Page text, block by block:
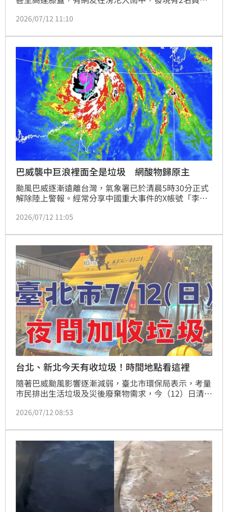
引發熱議，有網友心疼回覆「真的是暖警，辛苦了」，
「萬能雜工」，意外變成網路論戰。
2026/07/12 11:10
巴威襲中巨浪裡面全是垃圾 網酸物歸原主
颱風巴威逐漸遠離台灣，氣象署已於清晨5時30分正式
解除陸上警報。經常分享中國重大事件的X帳號「李老
掀起巨浪海裡全是垃圾的影片，其畫面相當驚人。
2026/07/12 11:05
台北、新北今天有收垃圾！時間地點看這裡
隨著巴威颱風影響逐漸減弱，臺北市環保局表示，考量
市民排出生活垃圾及災後廢棄物需求，今（12）日清潔
局說，市民依平時垃圾收運時間及地點排出垃圾，另30
2026/07/12 08:53